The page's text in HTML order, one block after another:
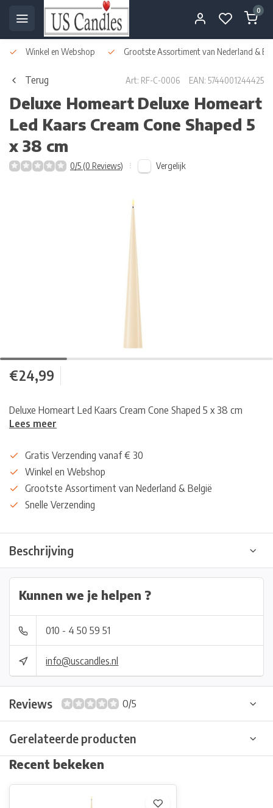
0
Winkel en Webshop Grootste Assortiment van Nederland &
Terug Art: RF-C-0006 EAN: 5744001244425
Deluxe Homeart Deluxe Homeart
Led Kaars Cream Cone Shaped 5
x 38 cm
0/5 (0 Reviews) Vergelijk
€24,99
Deluxe Homeart Led Kaars Cream Cone Shaped 5 x 38 cm
Lees meer
Gratis Verzending vanaf € 30
Winkel en Webshop
Grootste Assortiment van Nederland & België
Snelle Verzending
Beschrijving
Kunnen we je helpen ?
010 - 4 50 59 51
info@uscandles.nl
Reviews 0/5
Gerelateerde producten
Recent bekeken